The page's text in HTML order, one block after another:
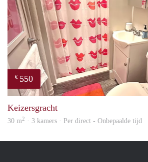
€ 550
Keizersgracht
30 m2 · 3 kamers · Per direct - Onbepaalde tijd